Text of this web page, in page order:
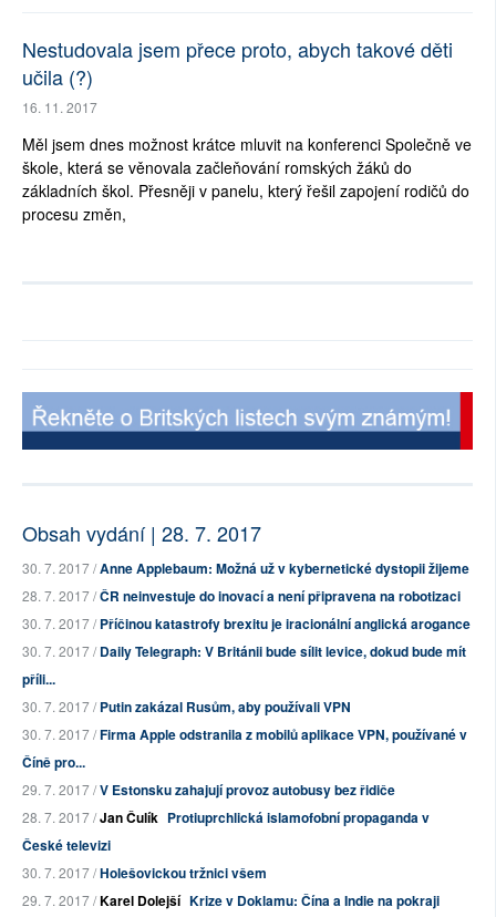
Nestudovala jsem přece proto, abych takové děti
učila (?)
16. 11. 2017
Měl jsem dnes možnost krátce mluvit na konferenci Společně ve
škole, která se věnovala začleňování romských žáků do
základních škol. Přesněji v panelu, který řešil zapojení rodičů do
procesu změn,
Obsah vydání | 28. 7. 2017
30. 7. 2017 /Anne Applebaum: Možná už v kybernetické dystopii žijeme
28. 7. 2017 /ČR neinvestuje do inovací a není připravena na robotizaci
30. 7. 2017 /Příčinou katastrofy brexitu je iracionální anglická arogance
30. 7. 2017 /Daily Telegraph: V Británii bude sílit levice, dokud bude mít
příli...
30. 7. 2017 /Putin zakázal Rusům, aby používali VPN
30. 7. 2017 /Firma Apple odstranila z mobilů aplikace VPN, používané v
Číně pro...
29. 7. 2017 /V Estonsku zahajují provoz autobusy bez řidiče
28. 7. 2017 /Jan Čulík Protiuprchlická islamofobní propaganda v
České televizi
30. 7. 2017 /Holešovickou tržnici všem
29. 7. 2017 /Karel Dolejší Krize v Doklamu: Čína a Indie na pokraji